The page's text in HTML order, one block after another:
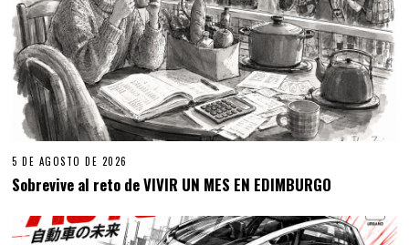
5 DE AGOSTO DE 2026
Sobrevive al reto de VIVIR UN MES EN EDIMBURGO